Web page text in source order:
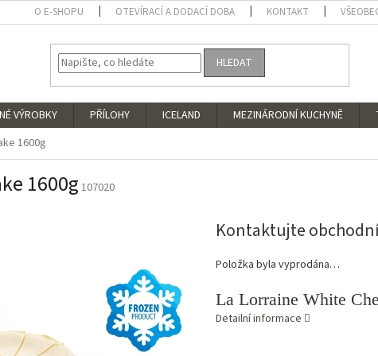
O E-SHOPU OTEVÍRACÍ A DODACÍ DOBA KONTAKT
HLEDAT
VÝROBKY PŘÍLOHY ICELAND MEZINÁRODNÍ KUCHYNĚ
1600g
1600g 107020
Kontaktujte
Položka byla vyprodána…
La Lorraine White
Detailní informace